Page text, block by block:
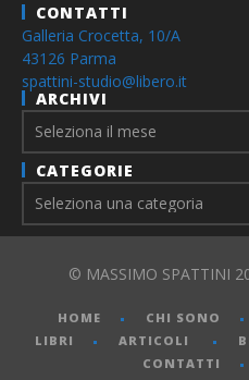
CONTATTI
Galleria Crocetta, 10/A
43126 Parma
spattini-studio@libero.it
ARCHIVI
CATEGORIE
© MASSIMO SPATTINI
HOME CHI SONO
LIBRI
ARTICOLI
CONTATTI